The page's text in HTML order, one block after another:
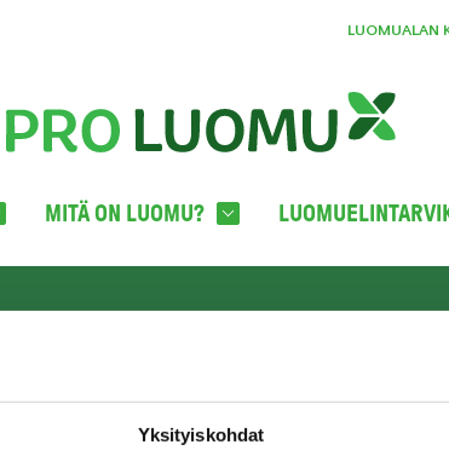
Yksityiskohdat
LUOMUALAN
MITÄ ON LUOMU?
31 LH 821